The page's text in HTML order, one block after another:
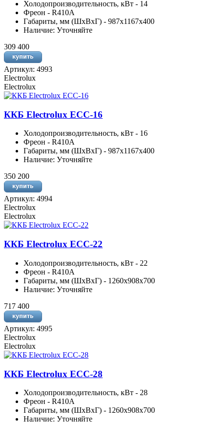
Холодопроизводительность, кВт - 14
Фреон - R410A
Габариты, мм (ШхВхГ) - 987x1167x400
Наличие: Уточняйте
309 400
Артикул: 4993
Electrolux
Electrolux
ККБ Electrolux ECC-16
Холодопроизводительность, кВт - 16
Фреон - R410A
Габариты, мм (ШхВхГ) - 987x1167x400
Наличие: Уточняйте
350 200
Артикул: 4994
Electrolux
Electrolux
ККБ Electrolux ECC-22
Холодопроизводительность, кВт - 22
Фреон - R410A
Габариты, мм (ШхВхГ) - 1260x908x700
Наличие: Уточняйте
717 400
Артикул: 4995
Electrolux
Electrolux
ККБ Electrolux ECC-28
Холодопроизводительность, кВт - 28
Фреон - R410A
Габариты, мм (ШхВхГ) - 1260x908x700
Наличие: Уточняйте